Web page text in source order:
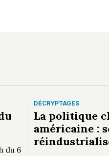
du 6
DÉCRYPTAGES
La politique
américaine :